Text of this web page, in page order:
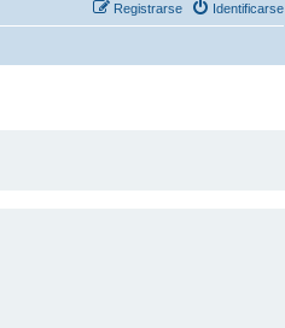
Identificarse
Registrarse